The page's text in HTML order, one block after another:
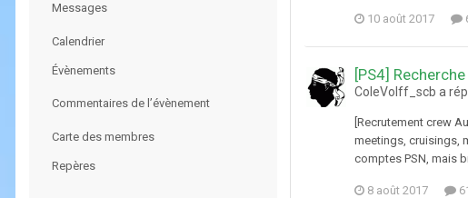
Messages
Calendrier
Évènements
Commentaires de l’évènement
Carte des membres
Repères
10 août 2017
[PS4]
ColeVolff_scb a
[Recrutement crew
meetings, cruisings,
comptes PSN, mais
8 août 2017